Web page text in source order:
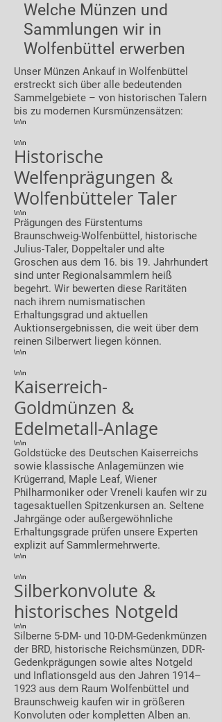
Welche Münzen und
Sammlungen wir in
Wolfenbüttel erwerben
Unser Münzen Ankauf in Wolfenbüttel
erstreckt sich über alle bedeutenden
Sammelgebiete – von historischen Talern
bis zu modernen Kursmünzensätzen:
\n\n
\n\n
Historische
Welfenprägungen &
Wolfenbütteler Taler
\n\n
Prägungen des Fürstentums
Braunschweig-Wolfenbüttel, historische
Julius-Taler, Doppeltaler und alte
Groschen aus dem 16. bis 19. Jahrhundert
sind unter Regionalsammlern heiß
begehrt. Wir bewerten diese Raritäten
nach ihrem numismatischen
Erhaltungsgrad und aktuellen
Auktionsergebnissen, die weit über dem
reinen Silberwert liegen können.
\n\n
\n\n
Kaiserreich-
Goldmünzen &
Edelmetall-Anlage
\n\n
Goldstücke des Deutschen Kaiserreichs
sowie klassische Anlagemünzen wie
Krügerrand, Maple Leaf, Wiener
Philharmoniker oder Vreneli kaufen wir zu
tagesaktuellen Spitzenkursen an. Seltene
Jahrgänge oder außergewöhnliche
Erhaltungsgrade prüfen unsere Experten
explizit auf Sammlermehrwerte.
\n\n
\n\n
Silberkonvolute &
historisches Notgeld
\n\n
Silberne 5-DM- und 10-DM-Gedenkmünzen
der BRD, historische Reichsmünzen, DDR-
Gedenkprägungen sowie altes Notgeld
und Inflationsgeld aus den Jahren 1914–
1923 aus dem Raum Wolfenbüttel und
Braunschweig kaufen wir in größeren
Konvoluten oder kompletten Alben an.